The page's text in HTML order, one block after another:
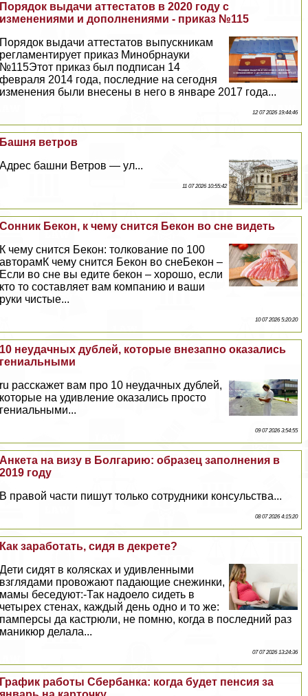
Порядок выдачи аттестатов в 2020 году с
изменениями и дополнениями - приказ №115
Порядок выдачи аттестатов выпускникам
регламентирует приказ Минобрнауки
№115Этот приказ был подписан 14
февраля 2014 года, последние на сегодня
изменения были внесены в него в январе 2017 года...
12 07 2026 19:44:46
Башня ветров
Адрес башни Ветров — ул...
11 07 2026 10:55:42
Сонник Бекон, к чему снится Бекон во сне видеть
К чему снится Бекон: толкование по 100
авторамК чему снится Бекон во снеБекон –
Если во сне вы едите бекон – хорошо, если
кто то составляет вам компанию и ваши
руки чистые...
10 07 2026 5:20:20
10 неудачных дублей, которые внезапно оказались
гениальными
ru расскажет вам про 10 неудачных дублей,
которые на удивление оказались просто
гениальными...
09 07 2026 3:54:55
Анкета на визу в Болгарию: образец заполнения в
2019 году
В правой части пишут только сотрудники консульства...
08 07 2026 4:15:20
Как заработать, сидя в декрете?
Дети сидят в колясках и удивленными
взглядами провожают падающие снежинки,
мамы беседуют:-Так надоело сидеть в
четырех стенах, каждый день одно и то же:
памперсы да кастрюли, не помню, когда в последний раз
маникюр делала...
07 07 2026 13:24:36
График работы Сбербанка: когда будет пенсия за